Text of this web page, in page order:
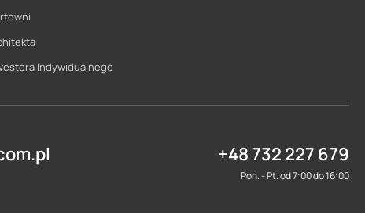
Indywidualnego
+48 732 227 679
Pon. - Pt. od 7:00 do 16:00